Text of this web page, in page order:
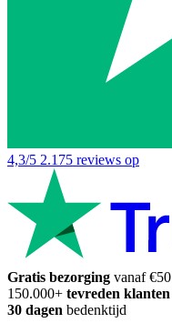
4,3/5 2.175 reviews op
Gratis bezorging vanaf €50
150.000+ tevreden klanten
30 dagen bedenktijd